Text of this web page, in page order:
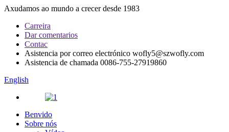
Axudamos ao mundo a crecer desde 1983
Carreira
Dar comentarios
Contac
Asistencia por correo electrónico wofly5@szwofly.com
Asistencia de chamada 0086-755-27919860
English
Benvido
Sobre nós